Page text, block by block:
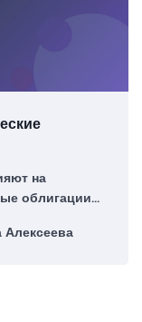
на
облигации
Алексеева